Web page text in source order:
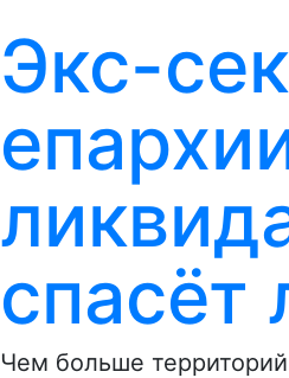
Экс-
спасёт
Чем больше